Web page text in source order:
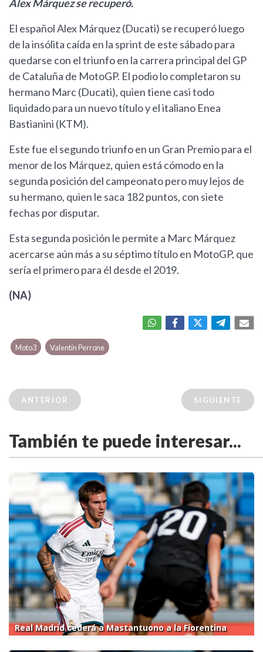
Alex Márquez se recuperó.
El español Alex Márquez (Ducati) se recuperó luego
de la insólita caída en la sprint de este sábado para
quedarse con el triunfo en la carrera principal del GP
de Cataluña de MotoGP. El podio lo completaron su
hermano Marc (Ducati), quien tiene casi todo
liquidado para un nuevo título y el italiano Enea
Bastianini (KTM).
Este fue el segundo triunfo en un Gran Premio para el
menor de los Márquez, quien está cómodo en la
segunda posición del campeonato pero muy lejos de
su hermano, quien le saca 182 puntos, con siete
fechas por disputar.
Esta segunda posición le permite a Marc Márquez
acercarse aún más a su séptimo título en MotoGP, que
sería el primero para él desde el 2019.
(NA)
Moto3 Valentín Perrone
ANTERIOR SIGUIENTE
También te puede interesar...
Real Madrid cederá a Mastantuono a la Fiorentina